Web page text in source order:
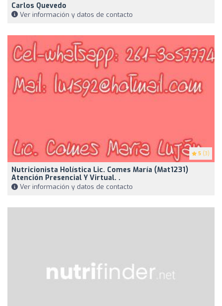
Carlos Quevedo
Ver información y datos de contacto
5 (3)
Nutricionista Holística Lic. Comes María (Mat1231)
Atención Presencial Y Virtual. .
Ver información y datos de contacto